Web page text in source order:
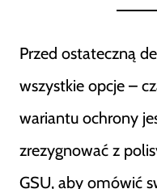
Przed ostateczną
wszystkie opcje –
wariantu ochrony
zrezygnować z
GSU, aby omówić